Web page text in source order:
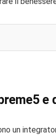
un